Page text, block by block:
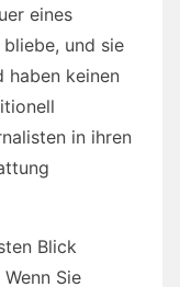
eines
und sie
haben keinen
in ihren
Blick
Sie